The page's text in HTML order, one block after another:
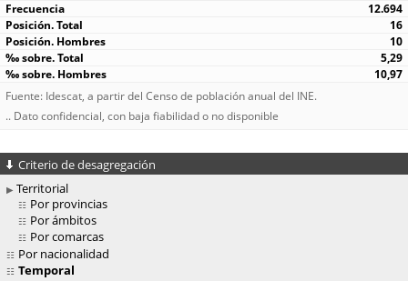
12.694
16
10
5,29
10,97
Fuente: Idescat, a partir del Censo de población anual del INE.
.. Dato confidencial, con baja fiabilidad o no disponible
Criterio de desagregación
Territorial
Por provincias
Por ámbitos
Por comarcas
Por nacionalidad
Temporal